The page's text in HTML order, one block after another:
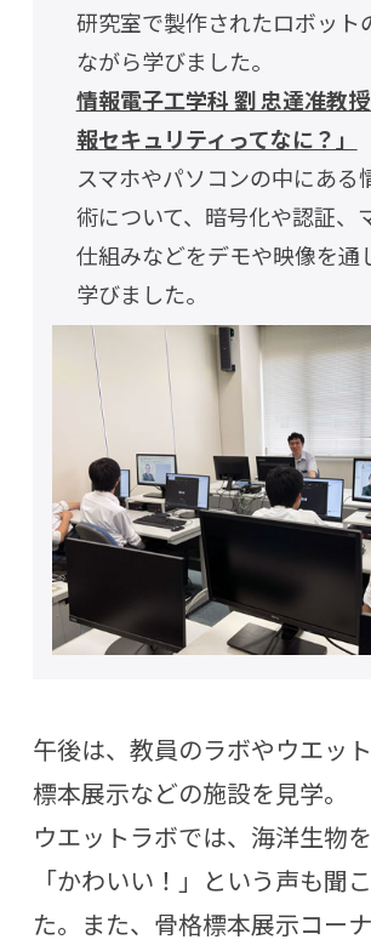
研究室で製作されたロボット
ながら学びました。
情報電子工学科 劉 忠達准教
報セキュリティってなに？」
スマホやパソコンの中にある
術について、暗号化や認証、
仕組みなどをデモや映像を通
学びました。
午後は、教員のラボやウエッ
標本展示などの施設を見学。
ウエットラボでは、海洋生物
「かわいい！」という声も聞
た。また、骨格標本展示コー